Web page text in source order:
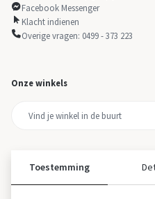
Facebook Messenger
Klacht indienen
Overige vragen: 0499 - 373 223
Onze winkels
Toestemming